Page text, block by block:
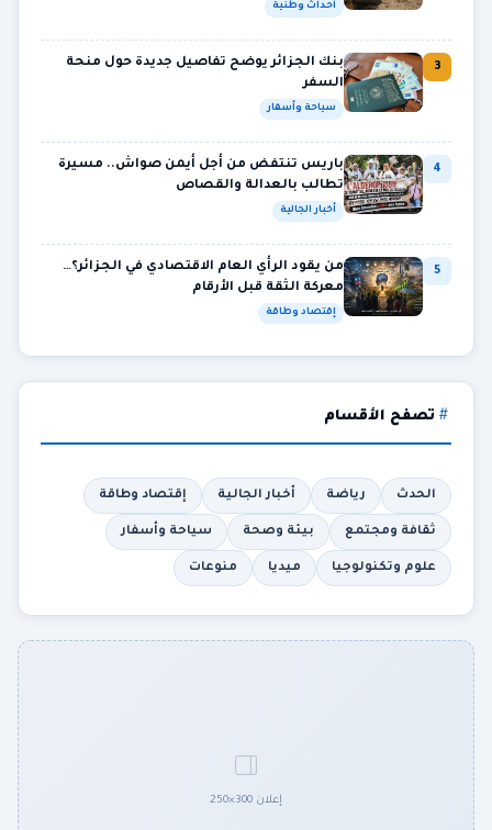
أحداث وطنية
3
بنك الجزائر يوضح تفاصيل جديدة حول منحة
السفر
سياحة وأسفار
4
باريس تنتفض من أجل أيمن صواش.. مسيرة
تطالب بالعدالة والقصاص
أخبار الجالية
5
من يقود الرأي العام الاقتصادي في الجزائر؟…
معركة الثقة قبل الأرقام
إقتصاد وطاقة
تصفح الأقسام
الحدث رياضة أخبار الجالية إقتصاد وطاقة
ثقافة ومجتمع بيئة وصحة سياحة وأسفار
علوم وتكنولوجيا ميديا منوعات
إعلان 300×250